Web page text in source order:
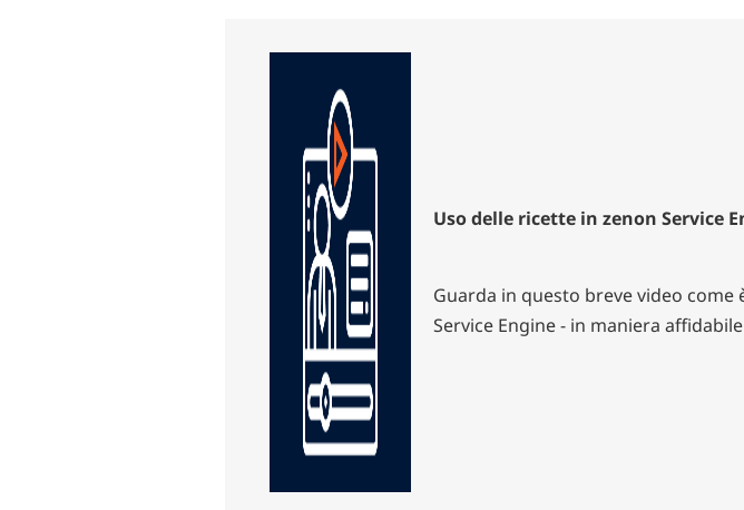
Uso delle ricette in zenon Service
Guarda in questo breve video
Service Engine - in maniera